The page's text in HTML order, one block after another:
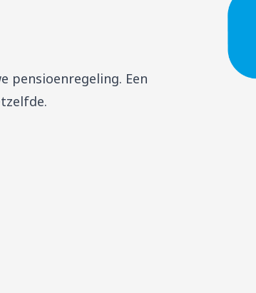
pensioenregeling. Een